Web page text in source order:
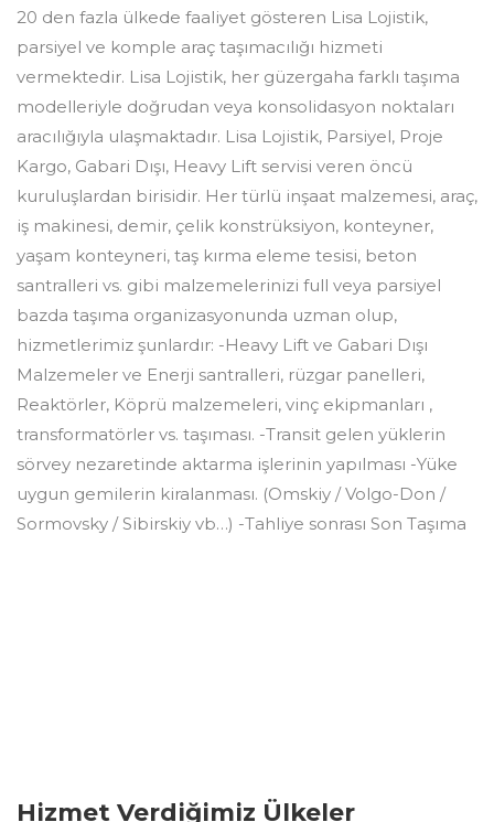
20 den fazla ülkede faaliyet gösteren Lisa Lojistik,
parsiyel ve komple araç taşımacılığı hizmeti
vermektedir. Lisa Lojistik, her güzergaha farklı taşıma
modelleriyle doğrudan veya konsolidasyon noktaları
aracılığıyla ulaşmaktadır. Lisa Lojistik, Parsiyel, Proje
Kargo, Gabari Dışı, Heavy Lift servisi veren öncü
kuruluşlardan birisidir. Her türlü inşaat malzemesi, araç,
iş makinesi, demir, çelik konstrüksiyon, konteyner,
yaşam konteyneri, taş kırma eleme tesisi, beton
santralleri vs. gibi malzemelerinizi full veya parsiyel
bazda taşıma organizasyonunda uzman olup,
hizmetlerimiz şunlardır: -Heavy Lift ve Gabari Dışı
Malzemeler ve Enerji santralleri, rüzgar panelleri,
Reaktörler, Köprü malzemeleri, vinç ekipmanları ,
transformatörler vs. taşıması. -Transit gelen yüklerin
sörvey nezaretinde aktarma işlerinin yapılması -Yüke
uygun gemilerin kiralanması. (Omskiy / Volgo-Don /
Sormovsky / Sibirskiy vb…) -Tahliye sonrası Son Taşıma
Hizmet Verdiğimiz Ülkeler